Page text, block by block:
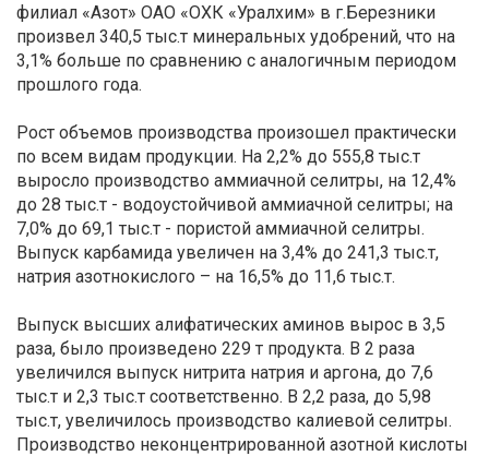
филиал «Азот» ОАО «ОХК «Уралхим» в г.Березники
произвел 340,5 тыс.т минеральных удобрений, что на
3,1% больше по сравнению с аналогичным периодом
прошлого года.
Рост объемов производства произошел практически
по всем видам продукции. На 2,2% до 555,8 тыс.т
выросло производство аммиачной селитры, на 12,4%
до 28 тыс.т - водоустойчивой аммиачной селитры; на
7,0% до 69,1 тыс.т - пористой аммиачной селитры.
Выпуск карбамида увеличен на 3,4% до 241,3 тыс.т,
натрия азотнокислого – на 16,5% до 11,6 тыс.т.
Выпуск высших алифатических аминов вырос в 3,5
раза, было произведено 229 т продукта. В 2 раза
увеличился выпуск нитрита натрия и аргона, до 7,6
тыс.т и 2,3 тыс.т соответственно. В 2,2 раза, до 5,98
тыс.т, увеличилось производство калиевой селитры.
Производство неконцентрированной азотной кислоты